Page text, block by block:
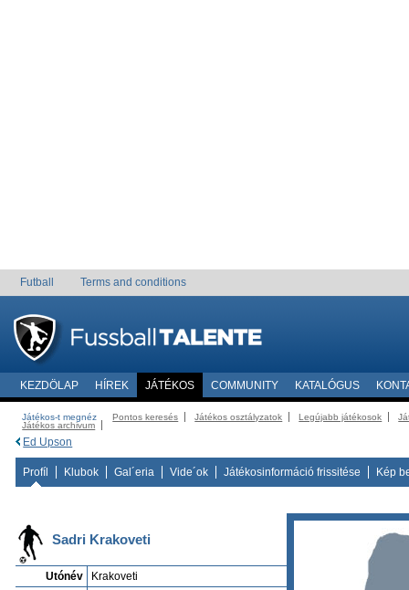
Futball Terms and conditions
KEZDÖLAP HÍREK JÁTÉKOS COMMUNITY KATALÓGUS
Játékos-t megnéz Pontos keresés Játékos osztályzatok Legújabb játékosok
Játékos archivum
Ed Upson
Profíl Klubok Gal´eria Vide´ok Játékosinformáció frissitése Kép
Sadri Krakoveti
Utónév
Krakoveti